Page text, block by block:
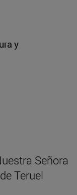
y
Señora
Teruel